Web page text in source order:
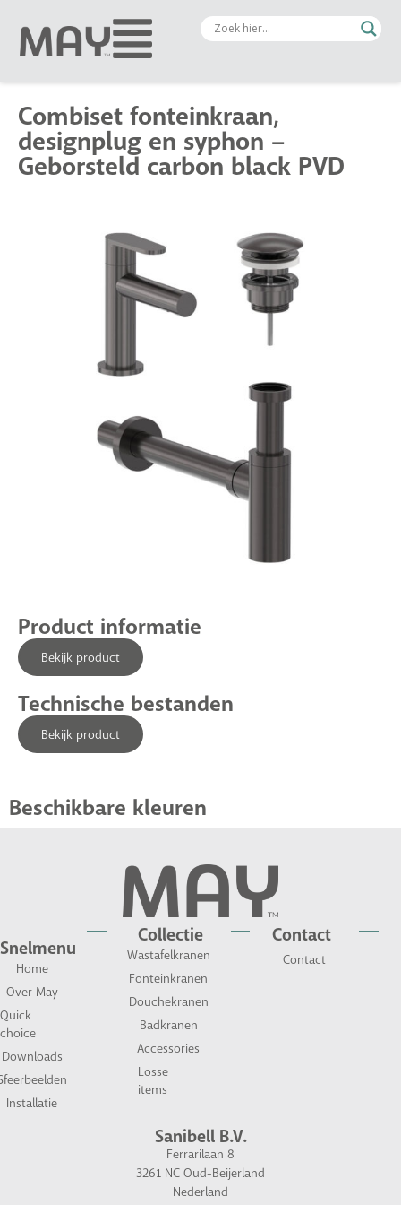
Combiset fonteinkraan,
designplug en syphon –
Geborsteld carbon black PVD
Product informatie
Bekijk product
Technische bestanden
Bekijk product
Beschikbare kleuren
Snelmenu
Home
Over May
Quick
choice
Downloads
Installatie
Collectie
Wastafelkranen
Fonteinkranen
Douchekranen
Badkranen
Accessories
Losse
items
Contact
Contact
Sanibell B.V.
Ferrarilaan 8
3261 NC Oud-Beijerland
Nederland